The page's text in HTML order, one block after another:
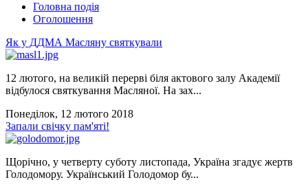
Головна подія
Оголошення
Як у ДДМА Масляну святкували
12 лютого, на великій перерві біля актового залу Академії
відбулося святкування Масляної. На зах...
Понеділок, 12 лютого 2018
Запали свічку пам'яті!
Щорічно, у четверту суботу листопада, Україна згадує жертв
Голодомору. Український Голодомор бу...